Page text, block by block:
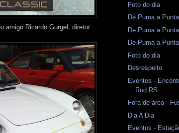
amigo Ricardo Gurgel, diretor
Foto do dia
De Puma a
De Puma a
De Puma a
Foto do dia
Desrespeito
Eventos -
Rod RS
Fora de área -
Dia A Dia
Eventos -